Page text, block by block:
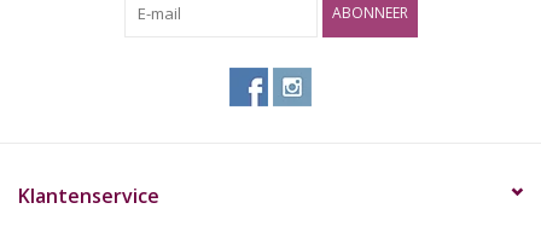
ABONNEER
Klantenservice